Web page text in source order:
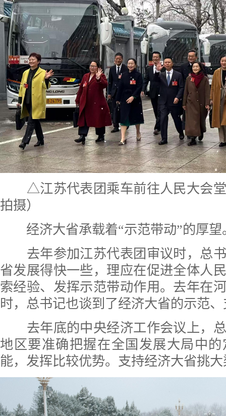
△江苏代表团乘车前往人民大会堂
拍摄）
经济大省承载着“示范带动”的厚望
去年参加江苏代表团审议时，总书
省发展得快一些，理应在促进全体人
索经验、发挥示范带动作用。去年在
时，总书记也谈到了经济大省的示范
去年底的中央经济工作会议上，总
地区要准确把握在全国发展大局中
能，发挥比较优势。支持经济大省挑